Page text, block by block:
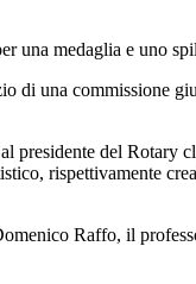
una medaglia e uno
di una commissione
presidente del Rotary
rispettivamente
Raffo, il